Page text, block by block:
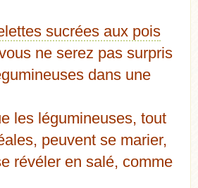
sucrées aux pois
ne serez pas surpris
dans une
les légumineuses, tout
peuvent se marier,
révéler en salé, comme